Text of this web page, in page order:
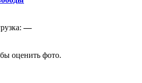
—
оценить фото.